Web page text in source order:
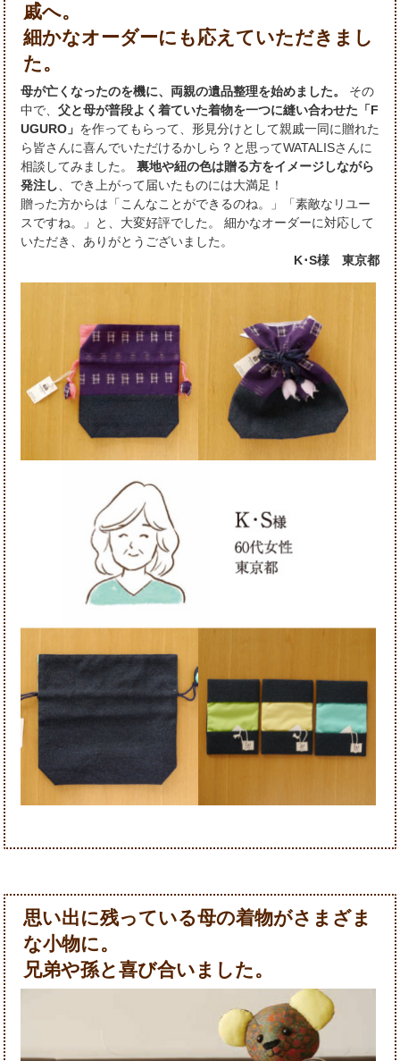
戚へ。
細かなオーダーにも応えていただきまし
た。
母が亡くなったのを機に、両親の遺品整理を始めました。
その
中で、 父と母が普段よく着ていた着物を一つに縫い合わせた「F
UGURO」 を作ってもらって、形見分けとして親戚一同に贈れた
ら皆さんに喜んでいただけるかしら？と思ってWATALISさんに
相談してみました。 裏地や紐の色は贈る方をイメージしながら
発注し、でき上がって届いたものには大満足！
贈った方からは「こんなことができるのね。」「素敵なリユー
スですね。」と、大変好評でした。 細かなオーダーに対応して
いただき、ありがとうございました。
K･S様 東京都
思い出に残っている母の着物がさまざま
な小物に。
兄弟や孫と喜び合いました。